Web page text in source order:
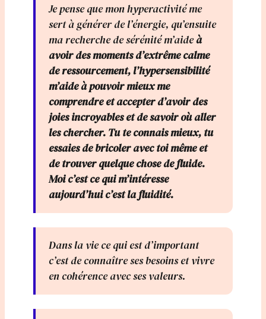
Je pense que mon hyperactivité me
sert à générer de l’énergie, qu’ensuite
ma recherche de sérénité m’aideà
avoir des moments d’extrême calme
de ressourcement, l’hypersensibilité
m’aide à pouvoir mieux me
comprendre et accepter d’avoir des
joies incroyables et de savoir où aller
les chercher. Tu te connais mieux, tu
essaies de bricoler avec toi même et
de trouver quelque chose de fluide.
Moi c’est ce qui m’intéresse
aujourd’hui c’est la fluidité.
Dans la vie ce qui est d’important
c’est de connaître ses besoins et vivre
en cohérence avec ses valeurs.